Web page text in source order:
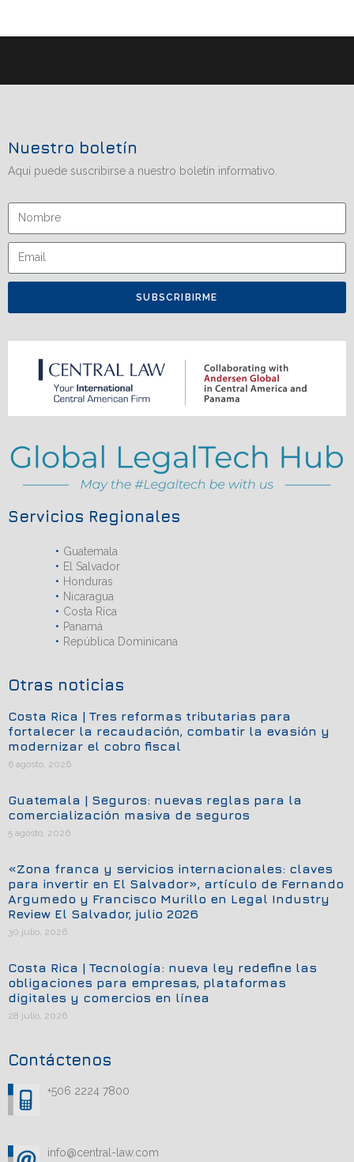
Nuestro boletín
Aquí puede suscribirse a nuestro boletín informativo.
SUBSCRIBIRME
Servicios Regionales
Guatemala
El Salvador
Honduras
Nicaragua
Costa Rica
Panamá
República Dominicana
Otras noticias
Costa Rica | Tres reformas tributarias para
fortalecer la recaudación, combatir la evasión y
modernizar el cobro fiscal
6 agosto, 2026
Guatemala | Seguros: nuevas reglas para la
comercialización masiva de seguros
5 agosto, 2026
«Zona franca y servicios internacionales: claves
para invertir en El Salvador», artículo de Fernando
Argumedo y Francisco Murillo en Legal Industry
Review El Salvador, julio 2026
30 julio, 2026
Costa Rica | Tecnología: nueva ley redefine las
obligaciones para empresas, plataformas
digitales y comercios en línea
28 julio, 2026
Contáctenos
+506 2224 7800
info@central-law.com